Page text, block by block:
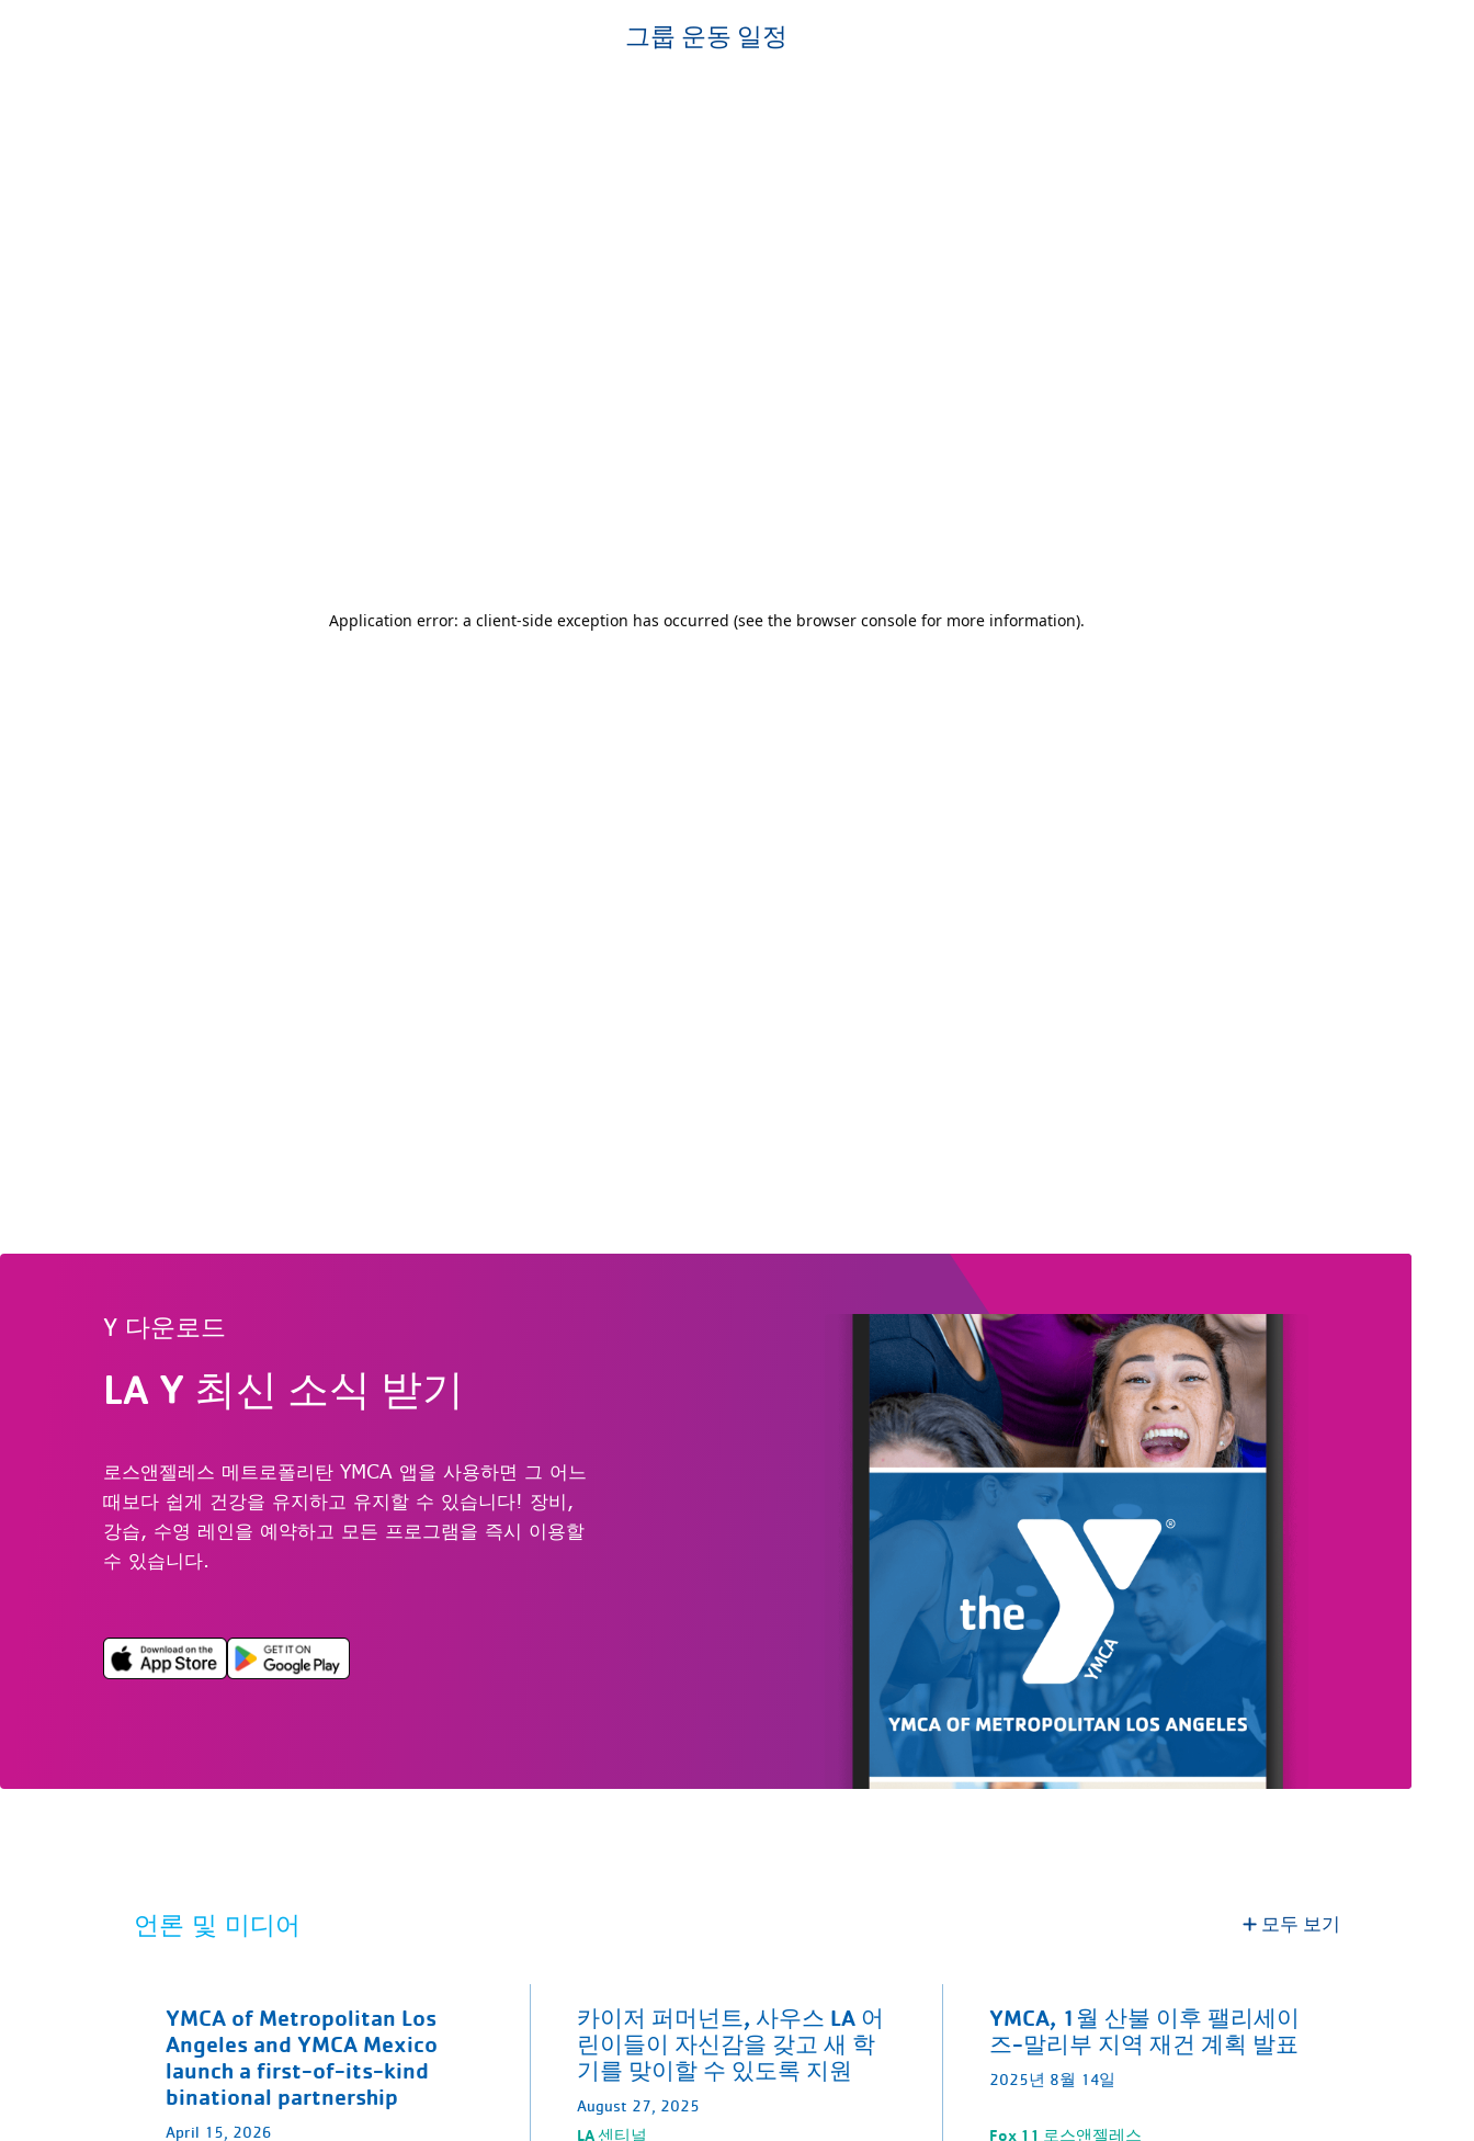
그룹 운동 일정
Y 다운로드
LA Y 최신 소식 받기
로스앤젤레스 메트로폴리탄 YMCA 앱을 사용하면 그 어느
때보다 쉽게 건강을 유지하고 유지할 수 있습니다! 장비,
강습, 수영 레인을 예약하고 모든 프로그램을 즉시 이용할
수 있습니다.
언론 및 미디어 모두 보기
YMCA of Metropolitan Los
Angeles and YMCA Mexico
launch a first-of-its-kind
binational partnership
April 15, 2026
카이저 퍼머넌트, 사우스 LA 어
린이들이 자신감을 갖고 새 학
기를 맞이할 수 있도록 지원
August 27, 2025
LA 센티널
YMCA, 1월 산불 이후 팰리세이
즈-말리부 지역 재건 계획 발표
2025년 8월 14일
Fox 11 로스앤젤레스